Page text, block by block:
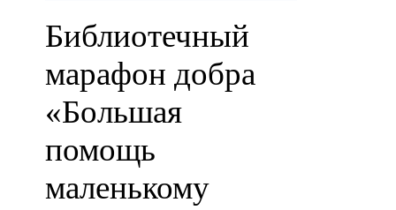
Библиотечный
марафон добра
«Большая
помощь
маленькому